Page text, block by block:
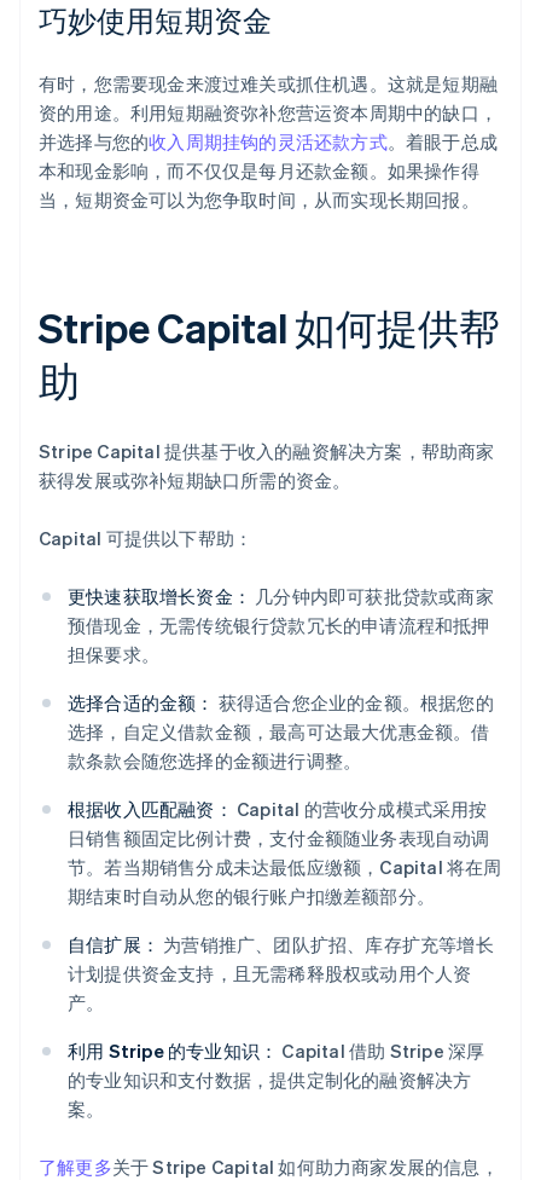
巧妙使用短期资金
有时，您需要现金来渡过难关或抓住机遇。这就是短期融
资的用途。利用短期融资弥补您营运资本周期中的缺口，
并选择与您的收入周期挂钩的灵活还款方式。着眼于总成
本和现金影响，而不仅仅是每月还款金额。如果操作得
当，短期资金可以为您争取时间，从而实现长期回报。
Stripe Capital 如何提供帮
助
Stripe Capital 提供基于收入的融资解决方案，帮助商家
获得发展或弥补短期缺口所需的资金。
Capital 可提供以下帮助：
更快速获取增长资金： 几分钟内即可获批贷款或商家
预借现金，无需传统银行贷款冗长的申请流程和抵押
担保要求。
选择合适的金额： 获得适合您企业的金额。根据您的
选择，自定义借款金额，最高可达最大优惠金额。借
款条款会随您选择的金额进行调整。
根据收入匹配融资： Capital 的营收分成模式采用按
日销售额固定比例计费，支付金额随业务表现自动调
节。若当期销售分成未达最低应缴额，Capital 将在周
期结束时自动从您的银行账户扣缴差额部分。
自信扩展： 为营销推广、团队扩招、库存扩充等增长
计划提供资金支持，且无需稀释股权或动用个人资
产。
利用 Stripe 的专业知识： Capital 借助 Stripe 深厚
的专业知识和支付数据，提供定制化的融资解决方
案。
了解更多关于 Stripe Capital 如何助力商家发展的信息，
阿联酋
爱尔兰
English
爱沙尼亚
English
奥地利
Deutsch English
澳大利亚
English
Português English